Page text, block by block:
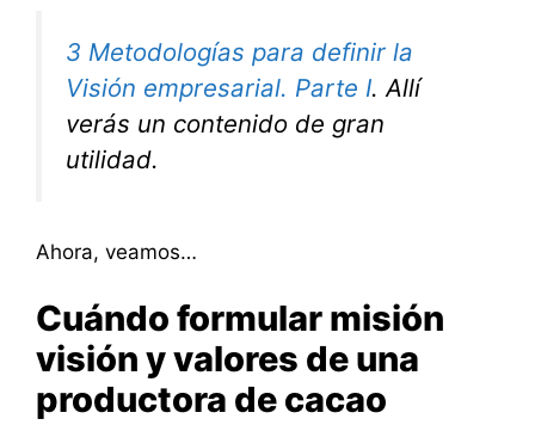
3 Metodologías para definir la
Visión empresarial. Parte I. Allí
verás un contenido de gran
utilidad.
Ahora, veamos…
Cuándo formular misión
visión y valores de una
productora de cacao